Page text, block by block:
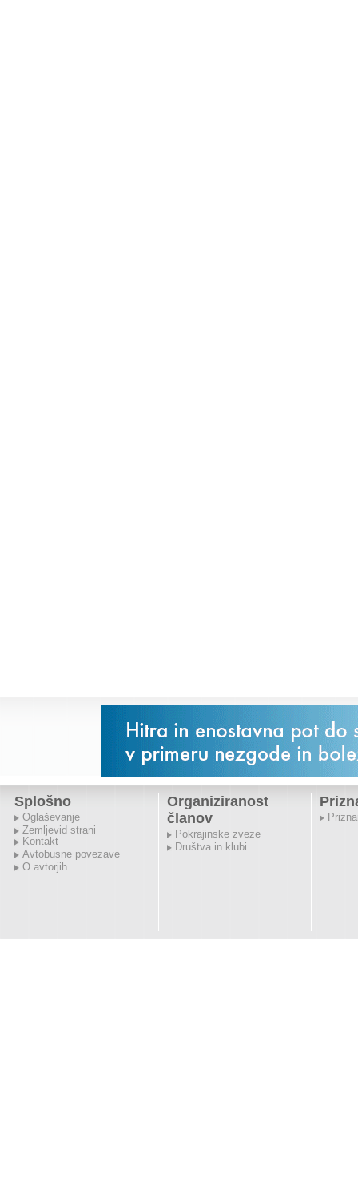
Splošno
Oglaševanje
Zemljevid strani
Kontakt
Avtobusne povezave
O avtorjih
Organiziranost
članov
Pokrajinske zveze
Društva in klubi